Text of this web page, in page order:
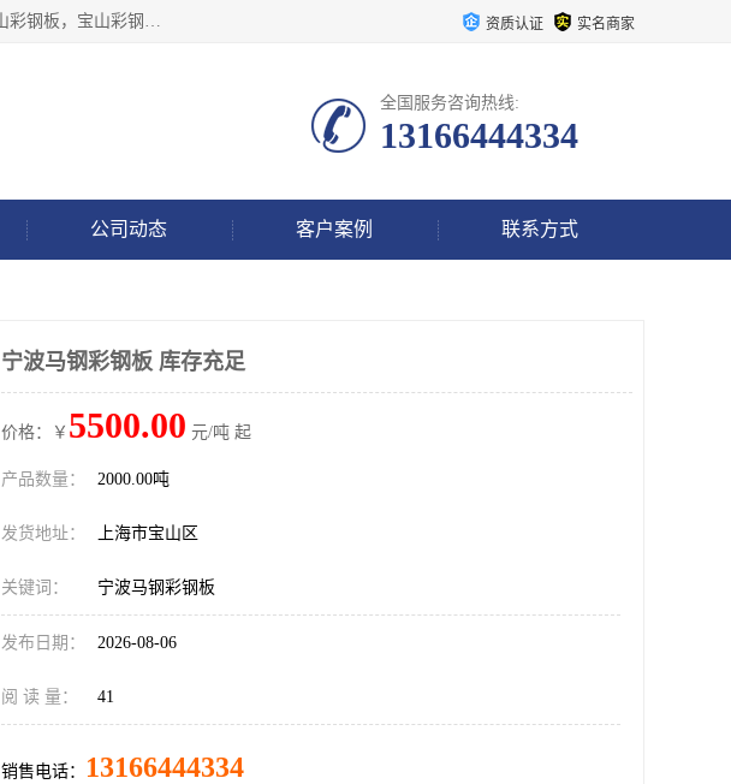
上海轩本实业有限公司于2017年注册地位于上海市宝山区，主要经营产品有：宝山彩钢卷，宝山镀铝锌，宝山彩钢板，宝山彩钢瓦等产品的生产和销售。 资质认证 实名商家
全国服务咨询热线:
13166444334
公司动态 客户案例 联系方式
宁波马钢彩钢板 库存充足
价格：￥ 5500.00 元/吨 起
产品数量： 2000.00吨
发货地址： 上海市宝山区
关键词： 宁波马钢彩钢板
发布日期： 2026-08-06
阅 读 量： 41
销售电话： 13166444334